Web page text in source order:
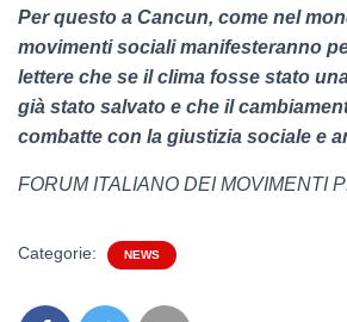
Per questo a Cancun, come nel
movimenti sociali manifesteranno
lettere che se il clima fosse stato
già stato salvato e che il
combatte con la giustizia sociale e
FORUM ITALIANO DEI MOVIMENTI
Categorie: NEWS